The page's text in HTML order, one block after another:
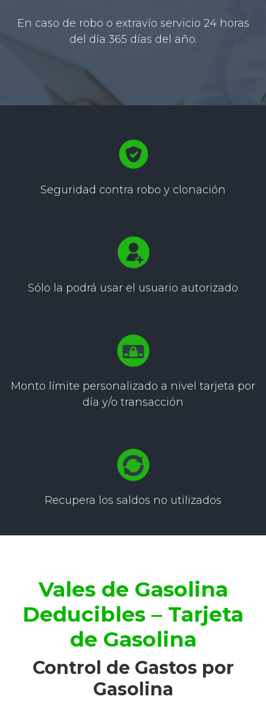
En caso de robo o extravío servicio 24 horas
del día 365 días del año.
Seguridad contra robo y clonación
Sólo la podrá usar el usuario autorizado
Monto límite personalizado a nivel tarjeta por
día y/o transacción
Recupera los saldos no utilizados
Vales de Gasolina
Deducibles – Tarjeta
de Gasolina
Control de Gastos por
Gasolina